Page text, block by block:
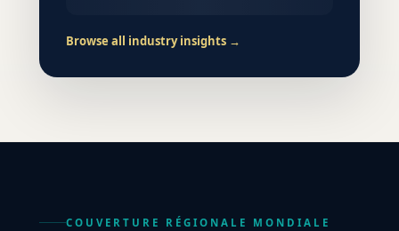
Browse all industry insights →
COUVERTURE RÉGIONALE MONDIALE